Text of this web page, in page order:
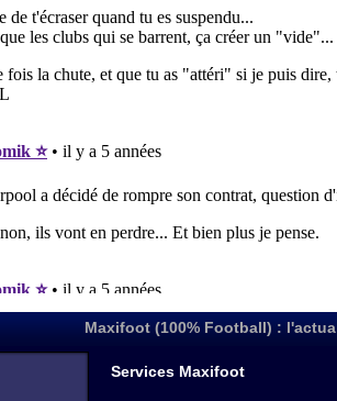
Maxifoot (100% Football) :
Services Maxifoot